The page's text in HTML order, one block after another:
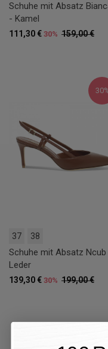
Schuhe mit Absatz
- Kamel
159,00 €
111,30 € 30%
37 38
Schuhe mit Absatz Ncub
Leder
199,00 €
139,30 € 30%